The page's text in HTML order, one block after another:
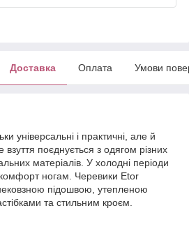
Доставка Оплата Умови
універсальні і практичні, але й
взуття поєднується з одягом різних
матеріалів. У холодні періоди
ногам. Черевики Etor
підошвою, утепленою
та стильним кроєм.